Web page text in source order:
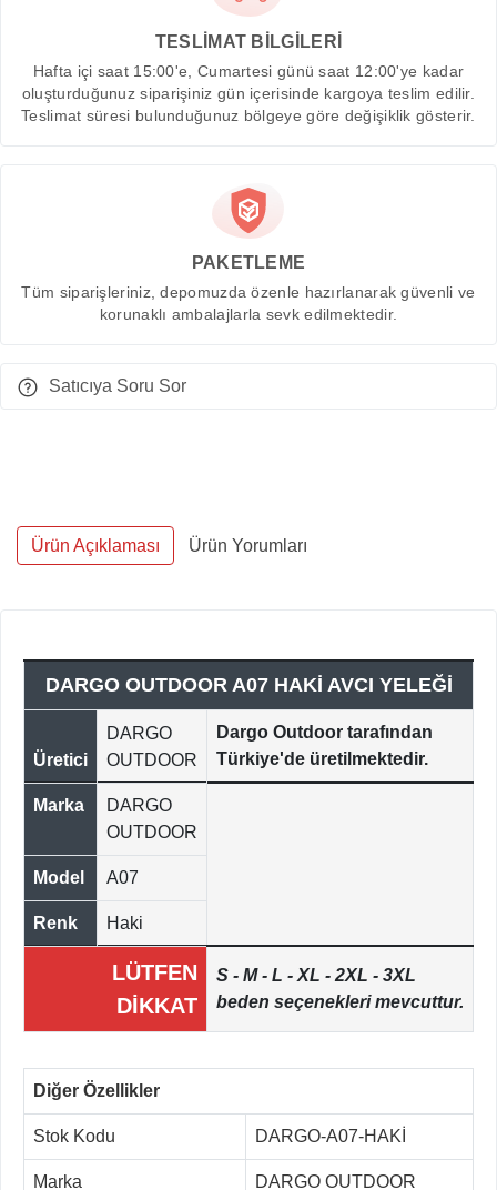
TESLİMAT BİLGİLERİ
Hafta içi saat 15:00'e, Cumartesi günü saat 12:00'ye kadar
oluşturduğunuz siparişiniz gün içerisinde kargoya teslim edilir.
Teslimat süresi bulunduğunuz bölgeye göre değişiklik gösterir.
PAKETLEME
Tüm siparişleriniz, depomuzda özenle hazırlanarak güvenli ve
korunaklı ambalajlarla sevk edilmektedir.
Satıcıya Soru Sor
Ürün Açıklaması Ürün Yorumları
DARGO OUTDOOR A07 HAKİ AVCI YELEĞİ
Üretici
DARGO
OUTDOOR
Dargo Outdoor tarafından
Türkiye'de üretilmektedir.
Marka
DARGO
OUTDOOR
Model A07
Renk Haki
LÜTFEN
DİKKAT
S - M - L - XL - 2XL - 3XL
beden seçenekleri mevcuttur.
Diğer Özellikler
Stok Kodu DARGO-A07-HAKİ
Marka DARGO OUTDOOR